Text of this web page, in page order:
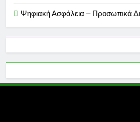
Ψηφιακή Ασφάλεια – Προσωπικά